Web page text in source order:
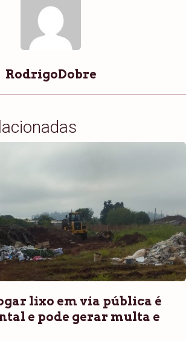
RodrigoDobre
lixo em via pública é
e pode gerar multa e